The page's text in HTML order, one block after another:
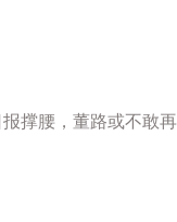
撑腰，董路或不敢再